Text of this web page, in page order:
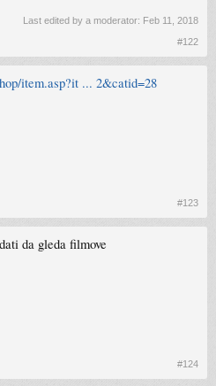
Last edited by a moderator: Feb 11, 2018
#122
item.asp?it ... 2&catid=28
#123
da gleda filmove
#124